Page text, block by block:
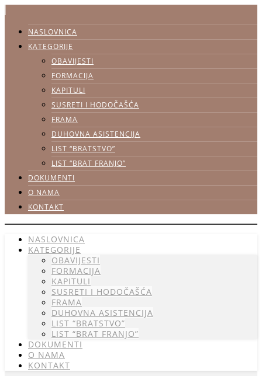
NASLOVNICA
KATEGORIJE
OBAVIJESTI
FORMACIJA
KAPITULI
SUSRETI I HODOČAŠĆA
FRAMA
DUHOVNA ASISTENCIJA
LIST “BRATSTVO”
LIST “BRAT FRANJO”
DOKUMENTI
O NAMA
KONTAKT
NASLOVNICA
KATEGORIJE
OBAVIJESTI
FORMACIJA
KAPITULI
SUSRETI I HODOČAŠĆA
FRAMA
DUHOVNA ASISTENCIJA
LIST “BRATSTVO”
LIST “BRAT FRANJO”
DOKUMENTI
O NAMA
KONTAKT